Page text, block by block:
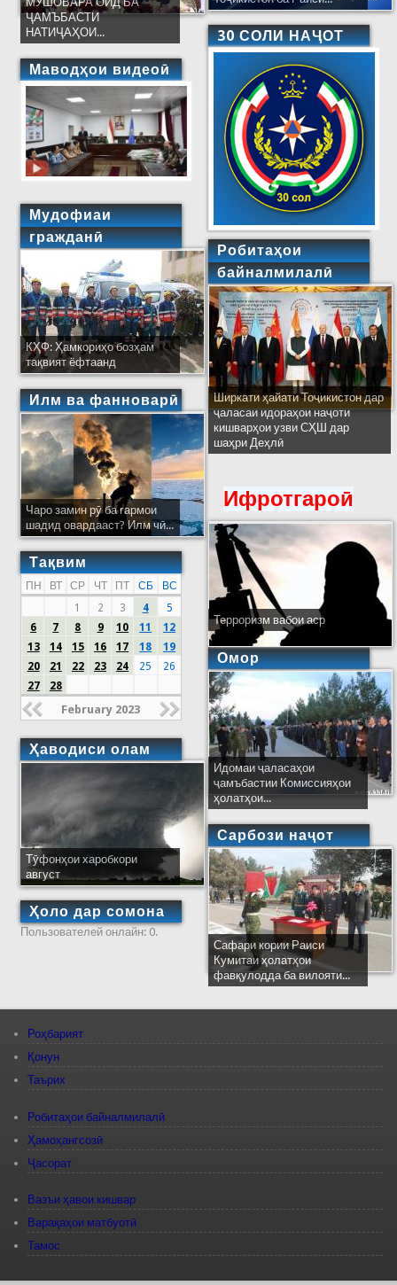
ҶАМЪБАСТИ
НАТИҶАҲОИ...
Маводҳои видеоӣ
Мудофиаи
гражданӣ
КҲФ: Ҳамкориҳо бозҳам
тақвият ёфтаанд
Илм ва фанноварӣ
Чаро замин рӯ ба гармои
шадид овардааст? Илм чӣ...
Тақвим
ПН ВТ СР ЧТ ПТ СБ
ВС
1
2 3 4
5
6
7 8 9 10 11
12
13
14 15 16 17 18
19
20
21 22 23 24 25
26
27
28
February 2023
Ҳаводиси олам
Тӯфонҳои харобкори
август
Ҳоло дар сомона
Пользователей онлайн: 0.
30 СОЛИ НАҶОТ
Робитаҳои
байналмилалӣ
Ширкати ҳайати Тоҷикистон дар
ҷаласаи идораҳои наҷоти
кишварҳои узви СҲШ дар
шаҳри Деҳлӣ
Ифротгароӣ
Терроризм вабои аср
Омор
Идомаи ҷаласаҳои
ҷамъбастии Комиссияҳои
ҳолатҳои...
Сарбози наҷот
Сафари кории Раиси
Кумитаи ҳолатҳои
фавқулодда ба вилояти...
Роҳбарият
Қонун
Таърих
Робитаҳои байналмилалӣ
Ҳамоҳангсозӣ
Ҷасорат
Вазъи ҳавои кишвар
Варақаҳои матбуотӣ
Тамос